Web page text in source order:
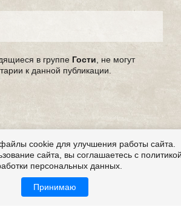
в группе Гости , не могут
к данной публикации.
cookie для улучшения работы сайта.
сайта, вы соглашаетесь с
персональных данных.
Принимаю